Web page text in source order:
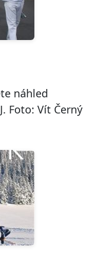
náhled
Foto: Vít Černý